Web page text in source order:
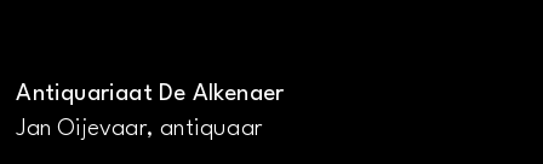
Antiquariaat De Alkenaer
Jan Oijevaar, antiquaar